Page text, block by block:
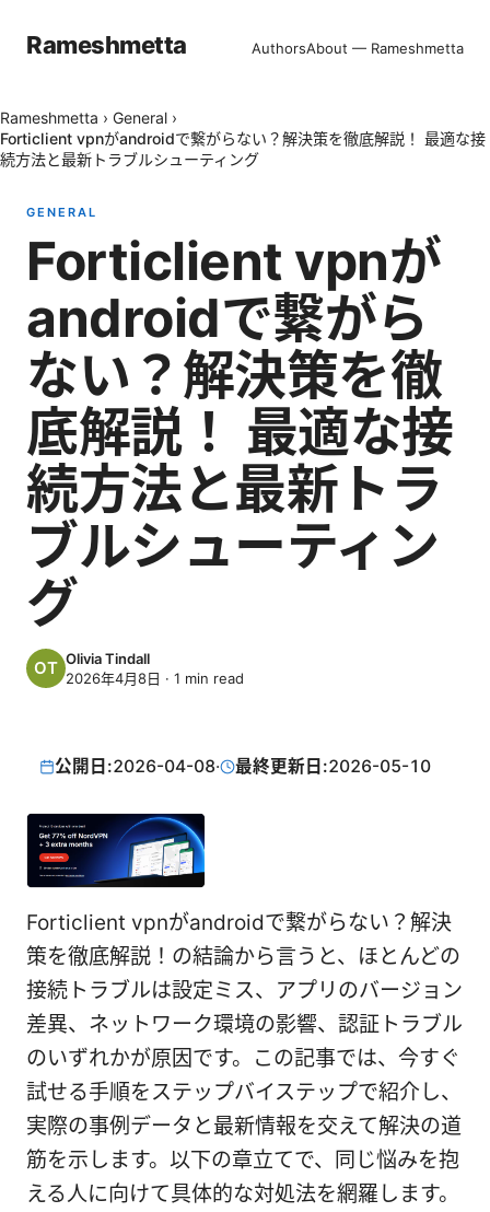
Rameshmetta AuthorsAbout — Rameshmetta
Rameshmetta › General ›
Forticlient vpnがandroidで繋がらない？解決策を徹底解説！ 最適な接
続方法と最新トラブルシューティング
GENERAL
Forticlient vpnが
androidで繋がら
ない？解決策を徹
底解説！ 最適な接
続方法と最新トラ
ブルシューティン
グ
Olivia Tindall
2026年4月8日 · 1 min read
公開日:2026-04-08· 最終更新日:2026-05-10
Forticlient vpnがandroidで繋がらない？解決
策を徹底解説！の結論から言うと、ほとんどの
接続トラブルは設定ミス、アプリのバージョン
差異、ネットワーク環境の影響、認証トラブル
のいずれかが原因です。この記事では、今すぐ
試せる手順をステップバイステップで紹介し、
実際の事例データと最新情報を交えて解決の道
筋を示します。以下の章立てで、同じ悩みを抱
える人に向けて具体的な対処法を網羅します。